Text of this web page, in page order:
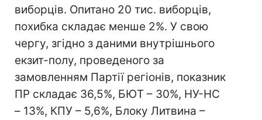
виборців. Опитано 20 тис. виборців,
похибка складає менше 2%. У свою
чергу, згідно з даними внутрішнього
екзит-полу, проведеного за
замовленням Партії регіонів, показник
ПР складає 36,5%, БЮТ – 30%, НУ-НС
– 13%, КПУ – 5,6%, Блоку Литвина –